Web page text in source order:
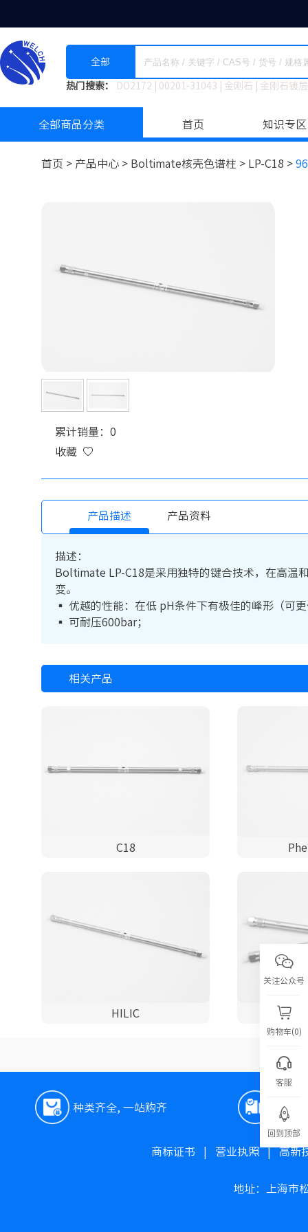
全部
热门搜索： DO2172 00201-31043 金刚石 金刚石镀
全部商品分类 首页 知识专区
首页 > 产品中心 > Boltimate核壳色谱柱 > LP-C18 >
累计销量：0
收藏
产品描述 产品资料
描述：
Boltimate LP-C18是采用独特的键合技术，在高温
变。
▪ 优越的性能：在低 pH条件下有极佳的峰形（可
▪ 可耐压600bar；
相关产品
C18
HILIC
种类齐全, 一站购齐 极速
商标证书 营业执照| 高新
地址：上海市
关注公众号
购物车(0)
客服
回到顶部